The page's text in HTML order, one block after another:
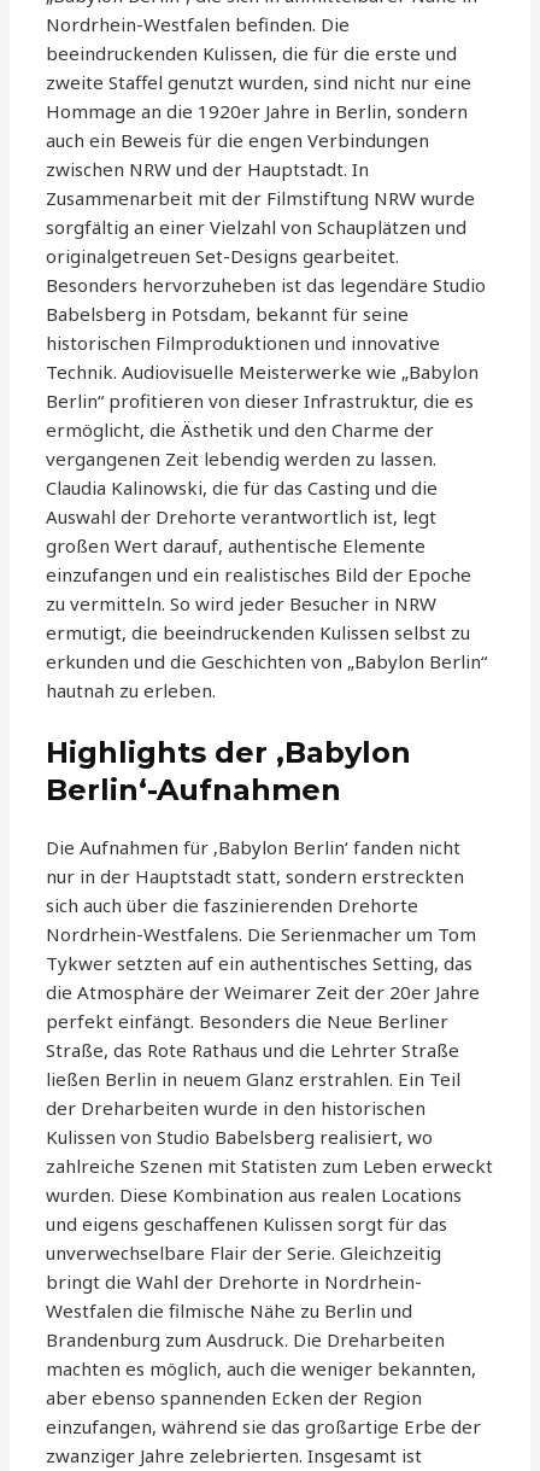
Nordrhein-Westfalen befinden. Die
beeindruckenden Kulissen, die für die erste und
zweite Staffel genutzt wurden, sind nicht nur eine
Hommage an die 1920er Jahre in Berlin, sondern
auch ein Beweis für die engen Verbindungen
zwischen NRW und der Hauptstadt. In
Zusammenarbeit mit der Filmstiftung NRW wurde
sorgfältig an einer Vielzahl von Schauplätzen und
originalgetreuen Set-Designs gearbeitet.
Besonders hervorzuheben ist das legendäre Studio
Babelsberg in Potsdam, bekannt für seine
historischen Filmproduktionen und innovative
Technik. Audiovisuelle Meisterwerke wie „Babylon
Berlin“ profitieren von dieser Infrastruktur, die es
ermöglicht, die Ästhetik und den Charme der
vergangenen Zeit lebendig werden zu lassen.
Claudia Kalinowski, die für das Casting und die
Auswahl der Drehorte verantwortlich ist, legt
großen Wert darauf, authentische Elemente
einzufangen und ein realistisches Bild der Epoche
zu vermitteln. So wird jeder Besucher in NRW
ermutigt, die beeindruckenden Kulissen selbst zu
erkunden und die Geschichten von „Babylon Berlin“
hautnah zu erleben.
Highlights der ‚Babylon
Berlin‘-Aufnahmen
Die Aufnahmen für ‚Babylon Berlin‘ fanden nicht
nur in der Hauptstadt statt, sondern erstreckten
sich auch über die faszinierenden Drehorte
Nordrhein-Westfalens. Die Serienmacher um Tom
Tykwer setzten auf ein authentisches Setting, das
die Atmosphäre der Weimarer Zeit der 20er Jahre
perfekt einfängt. Besonders die Neue Berliner
Straße, das Rote Rathaus und die Lehrter Straße
ließen Berlin in neuem Glanz erstrahlen. Ein Teil
der Dreharbeiten wurde in den historischen
Kulissen von Studio Babelsberg realisiert, wo
zahlreiche Szenen mit Statisten zum Leben erweckt
wurden. Diese Kombination aus realen Locations
und eigens geschaffenen Kulissen sorgt für das
unverwechselbare Flair der Serie. Gleichzeitig
bringt die Wahl der Drehorte in Nordrhein-
Westfalen die filmische Nähe zu Berlin und
Brandenburg zum Ausdruck. Die Dreharbeiten
machten es möglich, auch die weniger bekannten,
aber ebenso spannenden Ecken der Region
einzufangen, während sie das großartige Erbe der
zwanziger Jahre zelebrierten. Insgesamt ist